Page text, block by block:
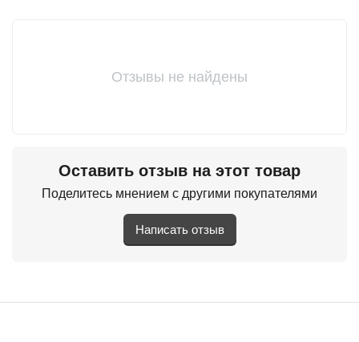
Отзывы не найдены
Оставить отзыв на этот товар
Поделитесь мнением с другими покупателями
Написать отзыв